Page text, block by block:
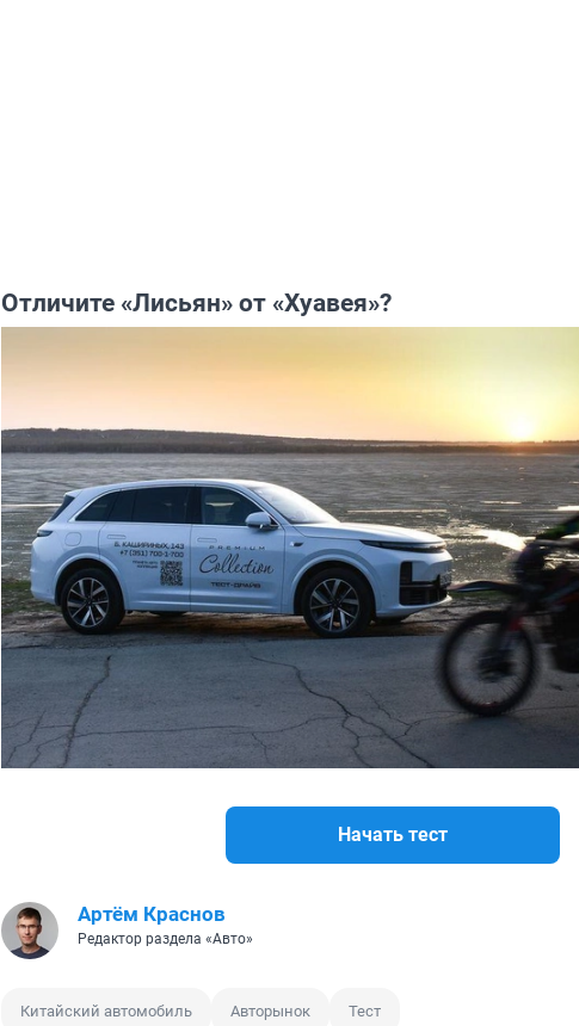
Отличите «Лисьян» от «Хуавея»?
Начать тест
Артём Краснов
Редактор раздела «Авто»
Китайский автомобиль Авторынок Тест